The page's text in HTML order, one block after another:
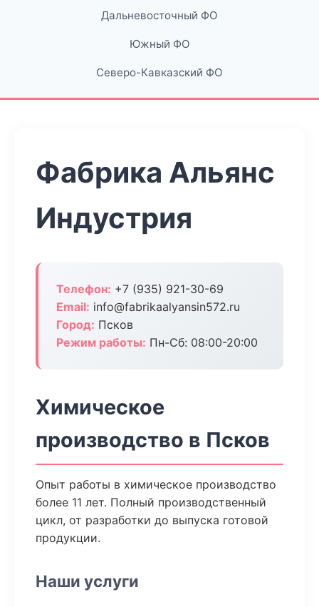
Дальневосточный ФО
Южный ФО
Северо-Кавказский ФО
Фабрика Альянс
Индустрия
Телефон: +7 (935) 921-30-69
Email: info@fabrikaalyansin572.ru
Город: Псков
Режим работы: Пн-Сб: 08:00-20:00
Химическое
производство в Псков
Опыт работы в химическое производство
более 11 лет. Полный производственный
цикл, от разработки до выпуска готовой
продукции.
Наши услуги